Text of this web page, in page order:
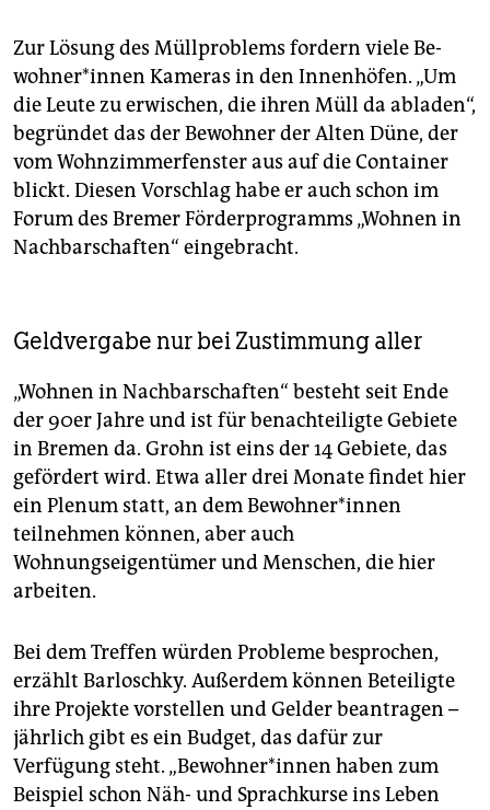
Zur Lösung des Müllproblems fordern viele Be­
woh­ne­r*in­nen Kameras in den Innenhöfen. „Um
die Leute zu erwischen, die ihren Müll da abladen“,
begründet das der Bewohner der Alten Düne, der
vom Wohnzimmerfenster aus auf die Container
blickt. Diesen Vorschlag habe er auch schon im
Forum des Bremer Förderprogramms „Wohnen in
Nachbarschaften“ eingebracht.
Geldvergabe nur bei Zustimmung aller
„Wohnen in Nachbarschaften“ besteht seit Ende
der 90er Jahre und ist für benachteiligte Gebiete
in Bremen da. Grohn ist eins der 14 Gebiete, das
gefördert wird. Etwa aller drei Monate findet hier
ein Plenum statt, an dem Be­woh­ne­r*in­nen
teilnehmen können, aber auch
Wohnungseigentümer und Menschen, die hier
arbeiten.
Bei dem Treffen würden Probleme besprochen,
erzählt Barloschky. Außerdem können Beteiligte
ihre Projekte vorstellen und Gelder beantragen –
jährlich gibt es ein Budget, das dafür zur
Verfügung steht. „Bewohner*innen haben zum
Beispiel schon Näh- und Sprachkurse ins Leben